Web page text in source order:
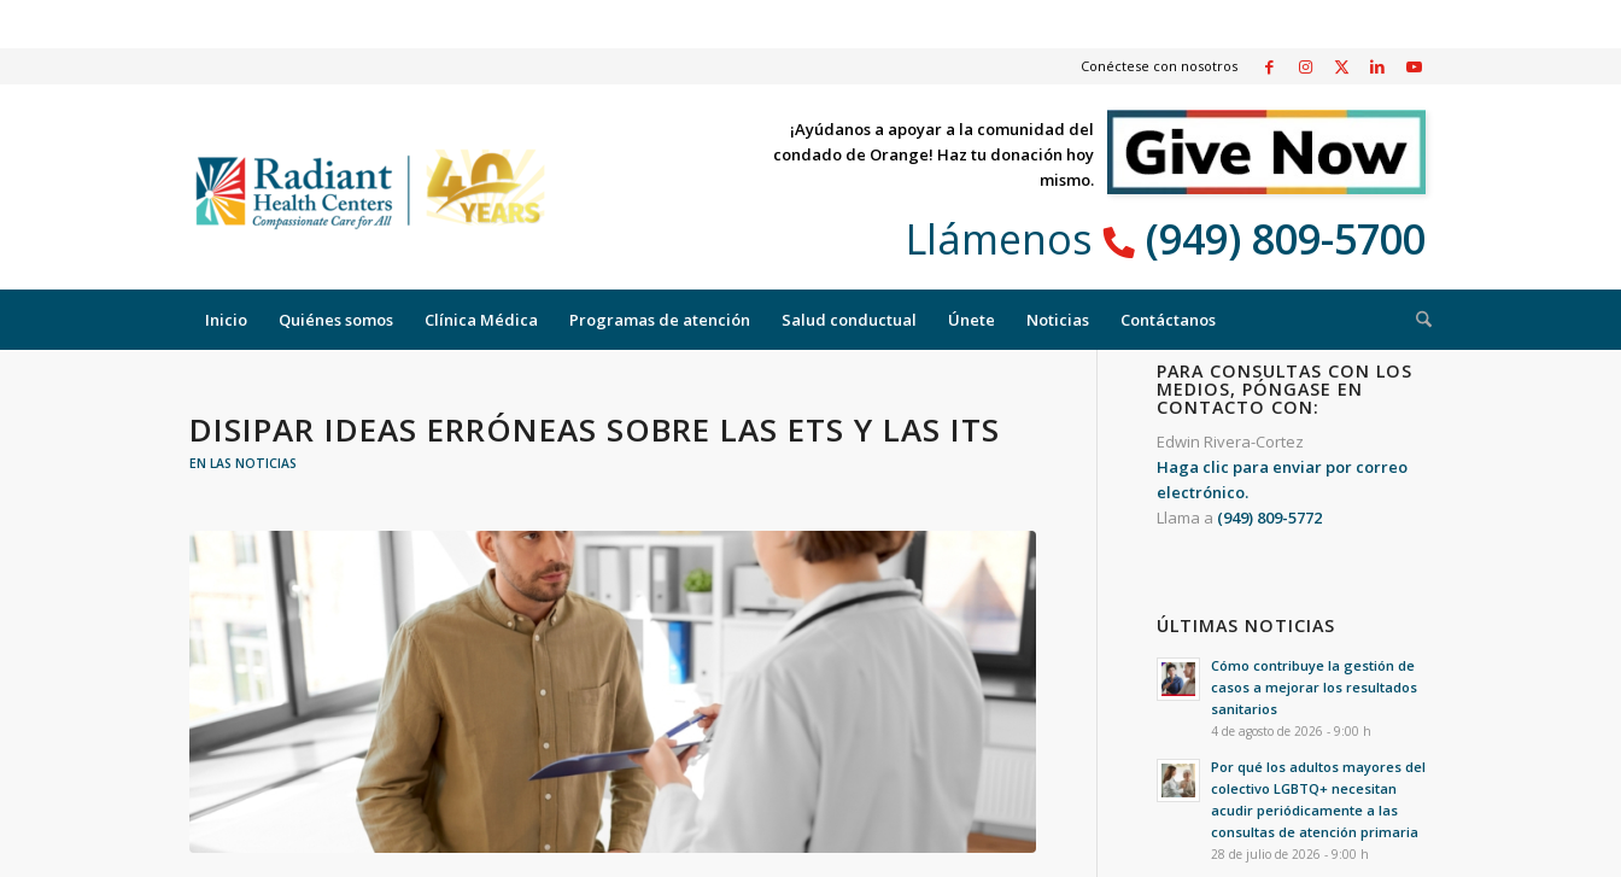
Conéctese con nosotros
¡Ayúdanos a apoyar a la comunidad del
condado de Orange! Haz tu donación hoy
mismo.
Llámenos (949) 809-5700
Inicio Quiénes somos Clínica Médica Programas de atención Salud conductual Únete Noticias Contáctanos
DISIPAR IDEAS ERRÓNEAS SOBRE LAS ETS Y LAS ITS
EN LAS NOTICIAS
PARA CONSULTAS CON LOS
MEDIOS, PÓNGASE EN
CONTACTO CON:
Edwin Rivera-Cortez
Haga clic para enviar por correo
electrónico.
Llama a (949) 809-5772
ÚLTIMAS NOTICIAS
Cómo contribuye la gestión de
casos a mejorar los resultados
sanitarios
4 de agosto de 2026 - 9:00 h
Por qué los adultos mayores del
colectivo LGBTQ+ necesitan
acudir periódicamente a las
consultas de atención primaria
28 de julio de 2026 - 9:00 h